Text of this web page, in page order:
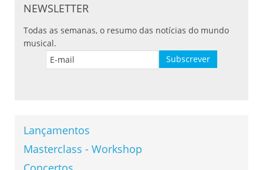
NEWSLETTER
Todas as semanas, o resumo das notícias do mundo
musical.
Lançamentos
Masterclass - Workshop